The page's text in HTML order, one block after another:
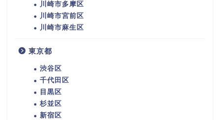
川崎市多摩区
川崎市宮前区
川崎市麻生区
東京都
渋谷区
千代田区
目黒区
杉並区
新宿区